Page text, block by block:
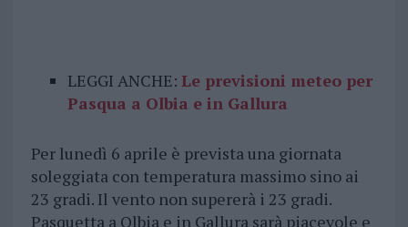
LEGGI ANCHE: Le previsioni meteo per
Pasqua a Olbia e in Gallura
Per lunedì 6 aprile è prevista una giornata
soleggiata con temperatura massimo sino ai
23 gradi. Il vento non supererà i 23 gradi.
Pasquetta a Olbia e in Gallura sarà piacevole e